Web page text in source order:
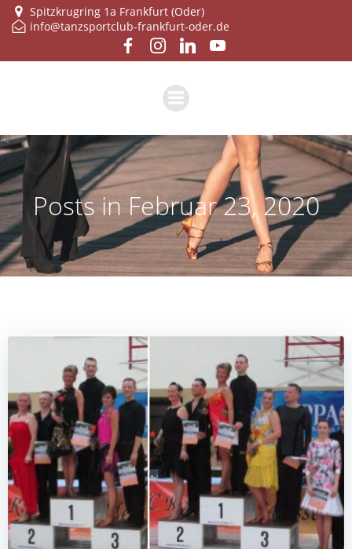
Zum
Inhalt
springen
Spitzkrugring 1a Frankfurt (Oder)
info@tanzsportclub-frankfurt-oder.de
Posts in Februar 23, 2020